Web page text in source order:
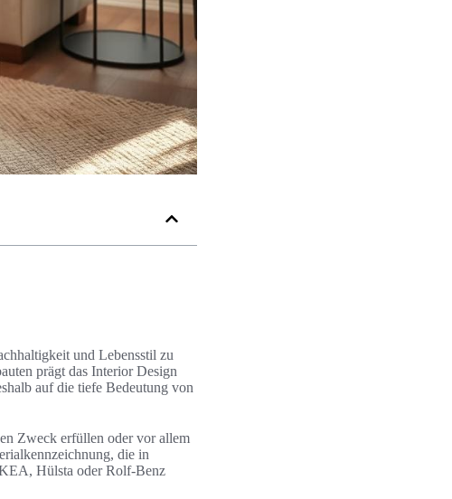
und Lebensstil zu
prägt das Interior Design
auf die tiefe Bedeutung von
Zweck erfüllen oder vor allem
die in
Hülsta oder Rolf-Benz